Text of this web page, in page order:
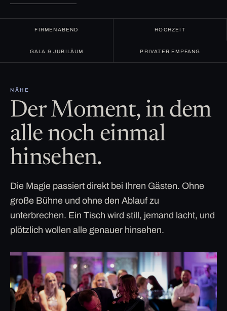
FIRMENABEND HOCHZEIT
GALA & JUBILÄUM PRIVATER EMPFANG
NÄHE
Der Moment, in dem
alle noch einmal
hinsehen.
Die Magie passiert direkt bei Ihren Gästen. Ohne
große Bühne und ohne den Ablauf zu
unterbrechen. Ein Tisch wird still, jemand lacht, und
plötzlich wollen alle genauer hinsehen.